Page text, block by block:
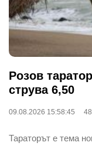
Розов
струва 6,50
09.08.2026 15:58:45 48
Тараторът е тема